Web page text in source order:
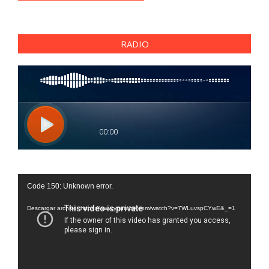
RADIO
Reproductor
vídeo
Code 150: Unknown error.
Descargar archivo: https://www.youtube.com/watch?v=7WLuvspCYwE&_=1